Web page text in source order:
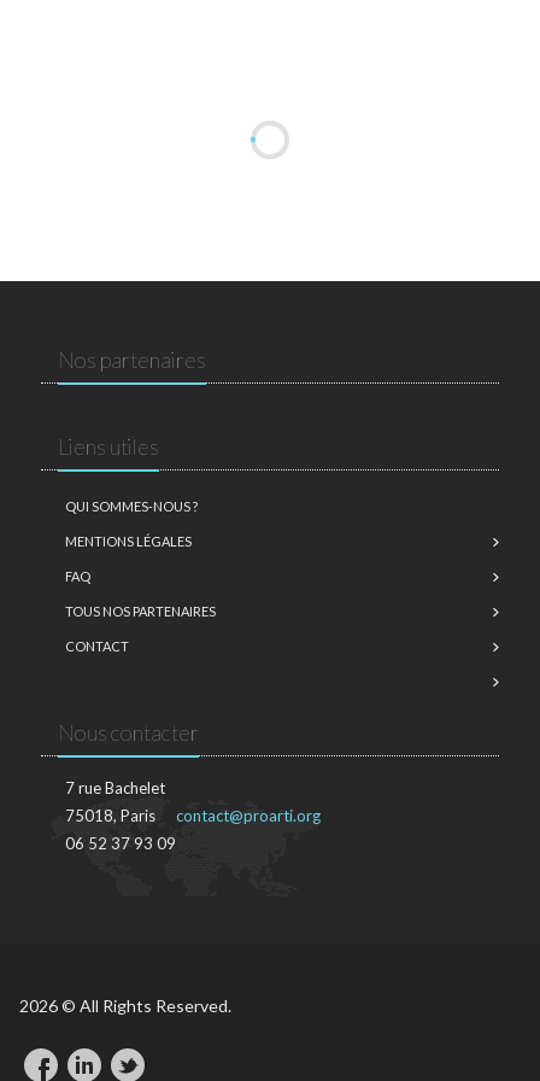
Nos partenaires
Liens utiles
QUI SOMMES-NOUS ?
MENTIONS LÉGALES
FAQ
TOUS NOS PARTENAIRES
CONTACT
Nous contacter
7 rue Bachelet
75018, Paris
06 52 37 93 09
contact@proarti.org
2026 © All Rights Reserved.